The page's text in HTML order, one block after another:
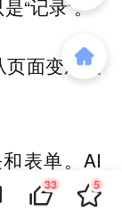
“记录”。
页面变成任
表单。AI
出目标，例
33 5